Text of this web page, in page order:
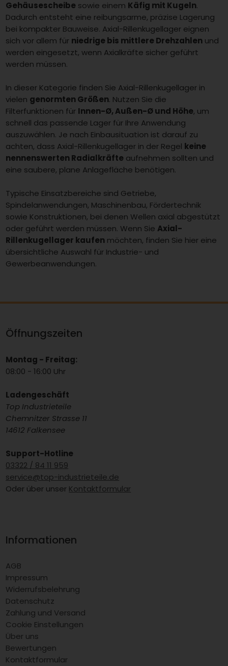
Gehäusescheibe sowie einem Käfig mit Kugeln.
Dadurch entsteht eine reibungsarme, präzise Lagerung
bei kompakter Bauweise. Axial-Rillenkugellager eignen
sich vor allem für niedrige bis mittlere Drehzahlen und
werden eingesetzt, wenn Axialkräfte sicher geführt
werden müssen.
In dieser Kategorie finden Sie Axial-Rillenkugellager in
vielen genormten Größen. Nutzen Sie die
Filterfunktionen für Innen-Ø, Außen-Ø und Höhe, um
schnell das passende Lager für Ihre Anwendung
auszuwählen. Je nach Einbausituation ist darauf zu
achten, dass Axial-Rillenkugellager in der Regel keine
nennenswerten Radialkräfte aufnehmen sollten und
eine saubere, plane Anlagefläche benötigen.
Typische Einsatzbereiche sind Getriebe,
Spindelanwendungen, Maschinenbau, Fördertechnik
sowie Konstruktionen, bei denen Wellen axial abgestützt
oder geführt werden müssen. Wenn SieAxial-
Rillenkugellager kaufen möchten, finden Sie hier eine
übersichtliche Auswahl für Industrie- und
Gewerbeanwendungen.
Öffnungszeiten
Montag - Freitag:
08:00 - 16:00 Uhr
Ladengeschäft
Top Industrieteile
Chemnitzer Strasse 11
14612 Falkensee
Support-Hotline
03322 / 84 11 959
service@top-industrieteile.de
Oder über unser Kontaktformular
Informationen
AGB
Impressum
Widerrufsbelehrung
Datenschutz
Zahlung und Versand
Cookie Einstellungen
Über uns
Bewertungen
Kontaktformular